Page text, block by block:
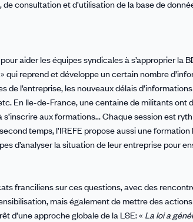
consultation et d’utilisation de la base de
aider les équipes syndicales à s’approprier la
qui reprend et développe un certain nombre
l’entreprise, les nouveaux délais
En Ile-de-France, une centaine de militants ont
aux formations... Chaque session est
temps, l’IREFE propose aussi une
d’analyser la situation de leur entreprise pour
franciliens sur ces questions, avec des
mais également de mettre des
d’une approche globale de la LSE: « La loi a